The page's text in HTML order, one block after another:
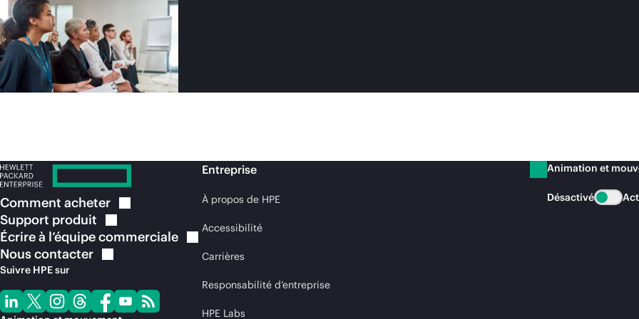
Comment acheter
Support produit
Écrire à l’équipecommerciale
Nouscontacter
Suivre HPE sur
Entreprise
À propos de HPE
Accessibilité
Carrières
Responsabilité d’entreprise
HPE Labs
Animation et
Désactivé